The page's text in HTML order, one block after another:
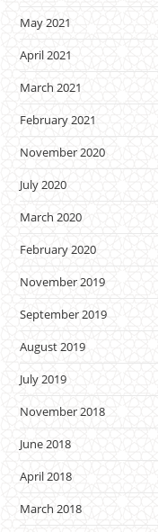
May 2021
April 2021
March 2021
February 2021
November 2020
July 2020
March 2020
February 2020
November 2019
September 2019
August 2019
July 2019
November 2018
June 2018
April 2018
March 2018